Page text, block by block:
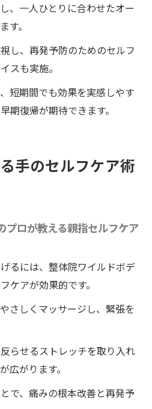
、一人ひとりに合わせたオー
す。
し、再発予防のためのセルフ
スも実施。
短期間でも効果を実感しやす
期復帰が期待できます。
手のセルフケア術
プロが教える親指セルフケア
るには、整体院ワイルドボデ
ケアが効果的です。
さしくマッサージし、緊張を
らせるストレッチを取り入れ
広がります。
で、痛みの根本改善と再発予